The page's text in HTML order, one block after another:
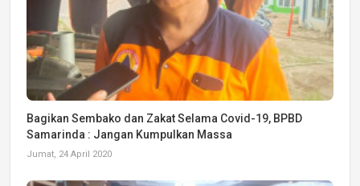
Bagikan Sembako dan Zakat Selama Covid-19, BPBD
Samarinda : Jangan Kumpulkan Massa
Jumat, 24 April 2020